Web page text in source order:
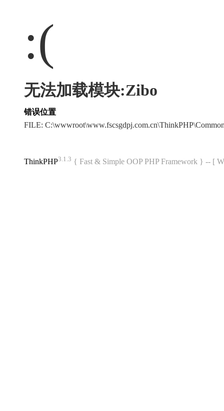
:(
无法加载模块:Zibo
错误位置
FILE:
ThinkPHP3.1.3 { Fast & Simple OOP PHP Framework } -- [